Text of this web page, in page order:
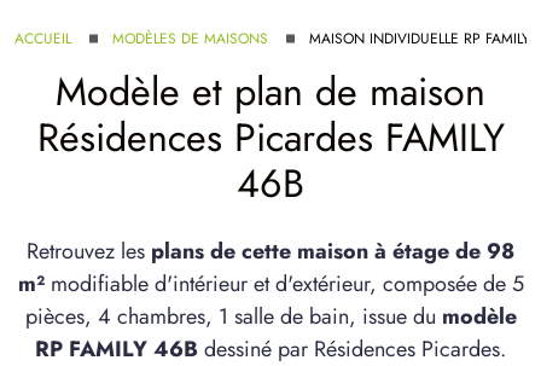
SERVICE BDL EXTENSION
ARTICLES
ACCUEIL MODÈLES DE MAISONS MAISON INDIVIDUELLE RP FAMILY
Modèle et plan de maison
Résidences Picardes FAMILY
46B
Retrouvez les plans de cette maison à étage de 98
m²modifiable d'intérieur et d'extérieur, composée de 5
pièces, 4 chambres, 1 salle de bain, issue du modèle
RP FAMILY 46Bdessiné par Résidences Picardes.